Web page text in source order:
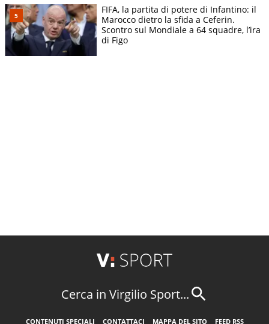
FIFA, la partita di potere di Infantino: il
Marocco dietro la sfida a Ceferin.
Scontro sul Mondiale a 64 squadre, l’ira
di Figo
Cerca in Virgilio Sport...
CONTENUTI SPECIALI CONTATTACI MAPPA DEL SITO FEED RSS